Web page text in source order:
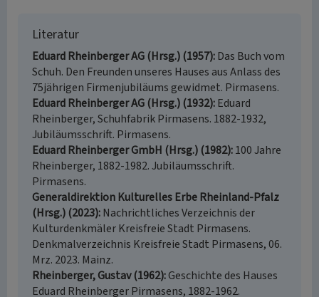
Literatur
Eduard Rheinberger AG (Hrsg.) (1957) Das Buch vom
Schuh. Den Freunden unseres Hauses aus Anlass des
75jährigen Firmenjubiläums gewidmet. Pirmasens.
Eduard Rheinberger AG (Hrsg.) (1932) Eduard
Rheinberger, Schuhfabrik Pirmasens. 1882-1932,
Jubiläumsschrift. Pirmasens.
Eduard Rheinberger GmbH (Hrsg.) (1982) 100 Jahre
Rheinberger, 1882-1982. Jubiläumsschrift.
Pirmasens.
Generaldirektion Kulturelles Erbe Rheinland-Pfalz
(Hrsg.) (2023) Nachrichtliches Verzeichnis der
Kulturdenkmäler Kreisfreie Stadt Pirmasens.
Denkmalverzeichnis Kreisfreie Stadt Pirmasens, 06.
Mrz. 2023. Mainz.
Rheinberger, Gustav (1962) Geschichte des Hauses
Eduard Rheinberger Pirmasens, 1882-1962.